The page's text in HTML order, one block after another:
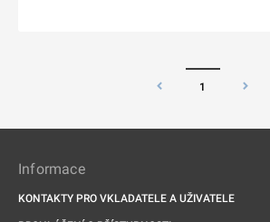
1
Informace
KONTAKTY PRO VKLADATELE A UŽIVATELE